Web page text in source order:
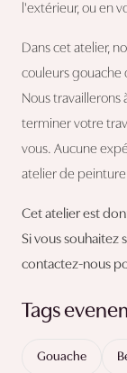
l'extérieur, ou en
Dans cet atelier,
couleurs gouache
Nous travaillerons
terminer votre
vous. Aucune
atelier de
Cet atelier est
Si vous souhaitez
contactez-nous
Tags
Gouache